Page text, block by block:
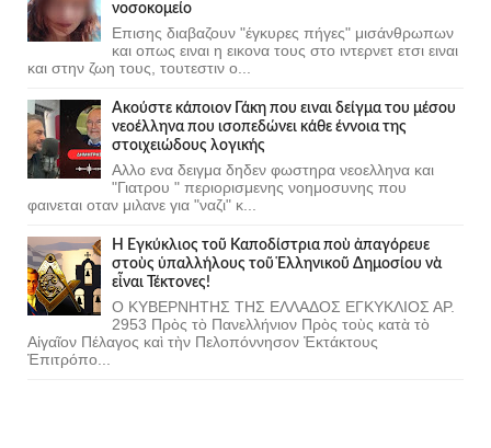
νοσοκομείο
Επισης διαβαζουν "έγκυρες πήγες" μισάνθρωπων
και οπως ειναι η εικονα τους στο ιντερνετ ετσι ειναι
και στην ζωη τους, τουτεστιν ο...
Ακούστε κάποιον Γάκη που ειναι δείγμα του μέσου
νεοέλληνα που ισοπεδώνει κάθε έννοια της
στοιχειώδους λογικής
Αλλο ενα δειγμα δηδεν φωστηρα νεοελληνα και
"Γιατρου " περιορισμενης νοημοσυνης που
φαινεται οταν μιλανε για "ναζι" κ...
Ἡ Ἐγκύκλιος τοῦ Καποδίστρια ποὺ ἀπαγόρευε
στοὺς ὑπαλλήλους τοῦ Ἑλληνικοῦ Δημοσίου νὰ
εἶναι Τέκτονες!
Ο ΚΥΒΕΡΝΗΤΗΣ ΤΗΣ ΕΛΛΑΔΟΣ ΕΓΚΥΚΛΙΟΣ ΑΡ.
2953 Πρὸς τὸ Πανελλήνιον Πρὸς τοὺς κατὰ τὸ
Αἰγαῖον Πέλαγος καὶ τὴν Πελοπόννησον Ἐκτάκτους
Ἐπιτρόπο...